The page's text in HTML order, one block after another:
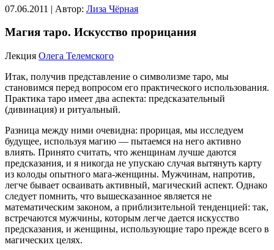
07.06.2011 | Автор: Лиза Чёрная
Магия таро. Искусство прорицания
Лекция Олега Телемского
Итак, получив представление о символизме таро, мы
становимся перед вопросом его практического использования.
Практика таро имеет два аспекта: предсказательный
(дивинация) и ритуальный.
Разница между ними очевидна: прорицая, мы исследуем
будущее, используя магию — пытаемся на него активно
влиять. Принято считать, что женщинам лучше даются
предсказания, и я никогда не упускаю случая вытянуть карту
из колоды опытного мага-женщины. Мужчинам, напротив,
легче бывает осваивать активный, магический аспект. Однако
следует помнить, что вышесказанное является не
математическим законом, а приблизительной тенденцией: так,
встречаются мужчины, которым легче дается искусство
предсказания, и женщины, использующие таро прежде всего в
магических целях.